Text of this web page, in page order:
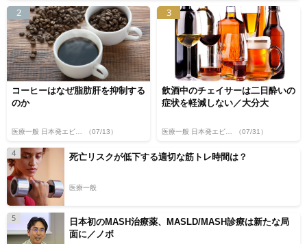
2
コーヒーはなぜ脂肪肝を抑制する
のか
医療一般 日本発エビデンス （07/13）
3
飲酒中のチェイサーは二日酔いの
症状を軽減しない／大分大
医療一般 日本発エビデンス （07/31）
4 死亡リスクが低下する適切な筋トレ時間は？
医療一般
5
日本初のMASH治療薬、MASLD/MASH診療は新たな局
面に／ノボ